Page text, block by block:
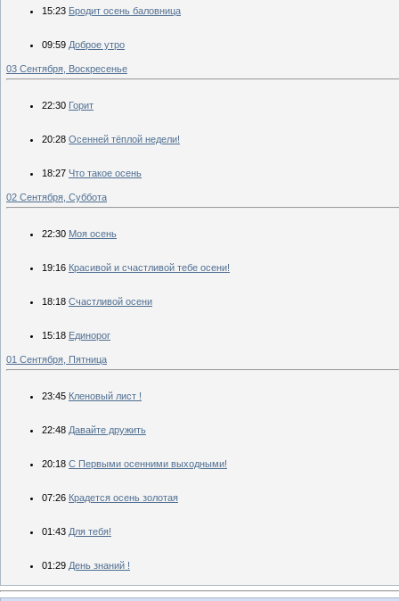
15:23 Бродит осень баловница
09:59 Доброе утро
03 Сентября, Воскресенье
22:30 Горит
20:28 Осенней тёплой недели!
18:27 Что такое осень
02 Сентября, Суббота
22:30 Моя осень
19:16 Красивой и счастливой тебе осени!
18:18 Счастливой осени
15:18 Единорог
01 Сентября, Пятница
23:45 Кленовый лист !
22:48 Давайте дружить
20:18 С Первыми осенними выходными!
07:26 Крадется осень золотая
01:43 Для тебя!
01:29 День знаний !